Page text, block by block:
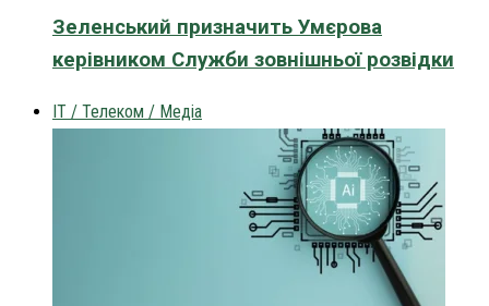
Зеленський призначить Умєрова
керівником Служби зовнішньої розвідки
IT / Телеком / Медіа